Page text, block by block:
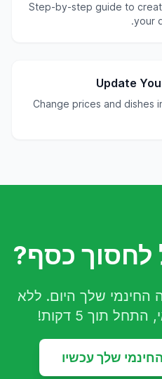
Step-by-step guide to
your
Update
Change prices and dishes
לחסוך כסף?
שלך היום. ללא
תוך 5 דקות!
שלך עכשיו